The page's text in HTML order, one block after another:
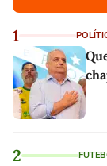
1
2